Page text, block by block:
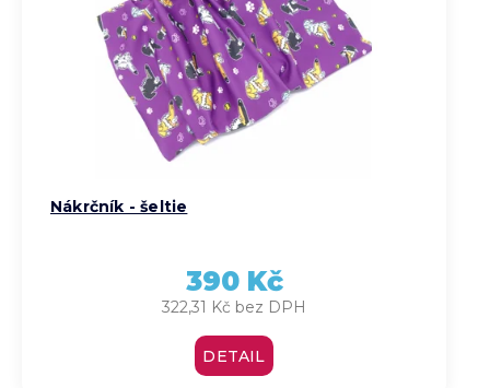
Nákrčník - šeltie
322,31 Kč bez DPH
390 Kč
DETAIL